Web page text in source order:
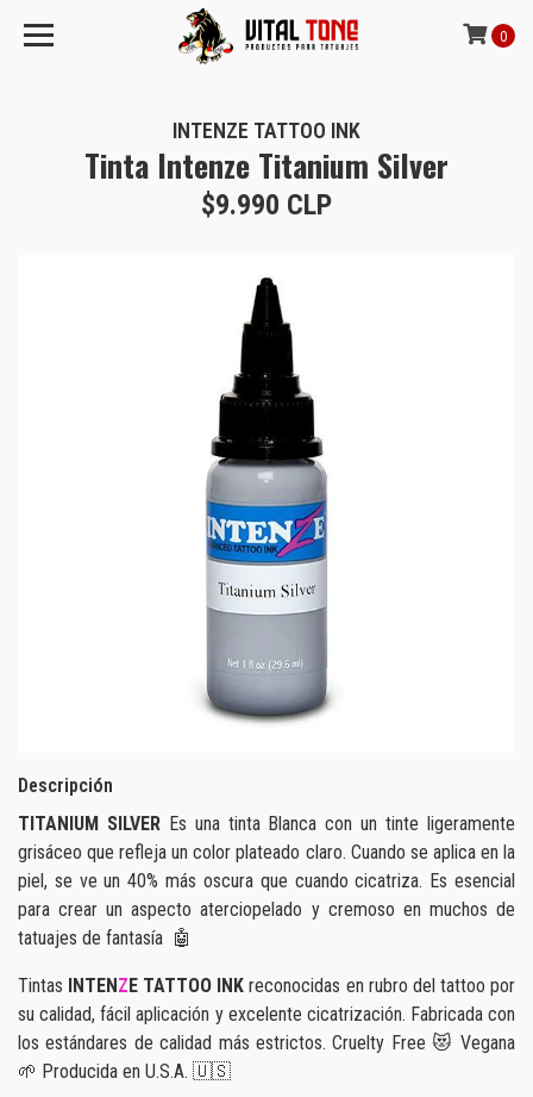
0
INTENZE TATTOO INK
Tinta Intenze Titanium Silver
$9.990 CLP
Descripción
TITANIUM SILVEREs una tinta Blanca con un tinte ligeramente
grisáceo que refleja un color plateado claro. Cuando se aplica en la
piel, se ve un 40% más oscura que cuando cicatriza. Es esencial
para crear un aspecto aterciopelado y cremoso en muchos de
tatuajes de fantasía 🤖
Tintas INTENZE TATTOO INK reconocidas en rubro del tattoo por
su calidad, fácil aplicación y excelente cicatrización. Fabricada con
los estándares de calidad más estrictos. Cruelty Free 😻 Vegana
🌱 Producida en U.S.A. 🇺🇸